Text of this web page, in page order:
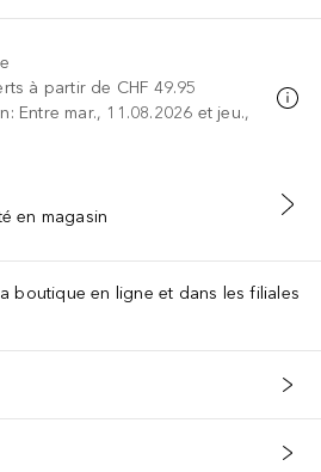
à partir de CHF 49.95
Entre mar., 11.08.2026 et jeu.,
AU PANIER
en magasin
boutique en ligne et dans les filiales